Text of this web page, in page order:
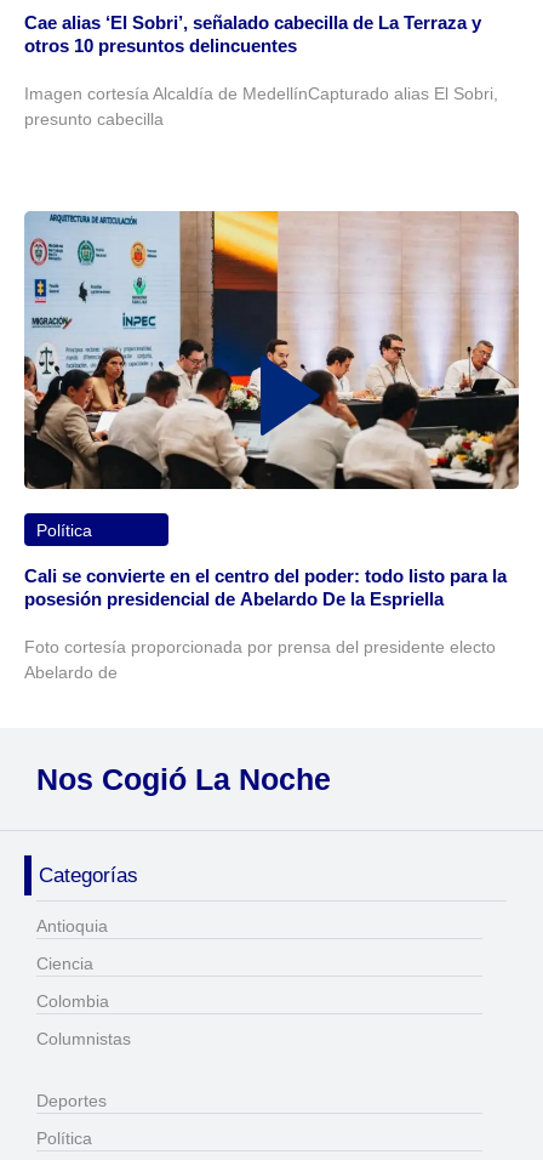
Cae alias ‘El Sobri’, señalado cabecilla de La Terraza y
otros 10 presuntos delincuentes
Imagen cortesía Alcaldía de MedellínCapturado alias El Sobri,
presunto cabecilla
Política
Cali se convierte en el centro del poder: todo listo para la
posesión presidencial de Abelardo De la Espriella
Foto cortesía proporcionada por prensa del presidente electo
Abelardo de
Nos Cogió La Noche
Categorías
Antioquia
Ciencia
Colombia
Columnistas
Deportes
Política